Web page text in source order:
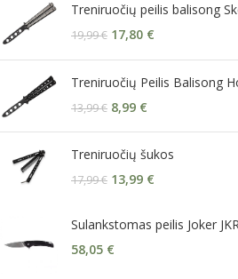
Treniruočių peilis balisong
19,99€ 17,80 €
Treniruočių Peilis Balisong
13,99€ 8,99 €
Treniruočių šukos
17,99€ 13,99 €
Sulankstomas peilis Joker
58,05 €